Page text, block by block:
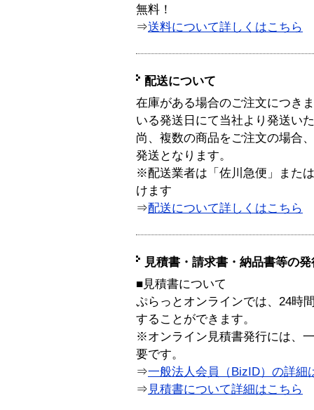
無料！
⇒送料について詳しくはこちら
配送について
在庫がある場合のご注文につき
いる発送日にて当社より発送い
尚、複数の商品をご注文の場合
発送となります。
※配送業者は「佐川急便」また
けます
⇒配送について詳しくはこちら
見積書・請求書・納品書等の
■見積書について
ぷらっとオンラインでは、24時
することができます。
※オンライン見積書発行には、
要です。
⇒一般法人会員（BizID）の詳細
⇒ 見積書について詳細はこちら